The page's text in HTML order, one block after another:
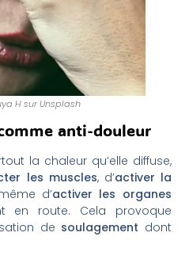
H sur Unsplash
anti-douleur
la chaleur qu’elle diffuse,
les muscles, d’activer la
d’activer les organes
en route. Cela provoque
de soulagement dont